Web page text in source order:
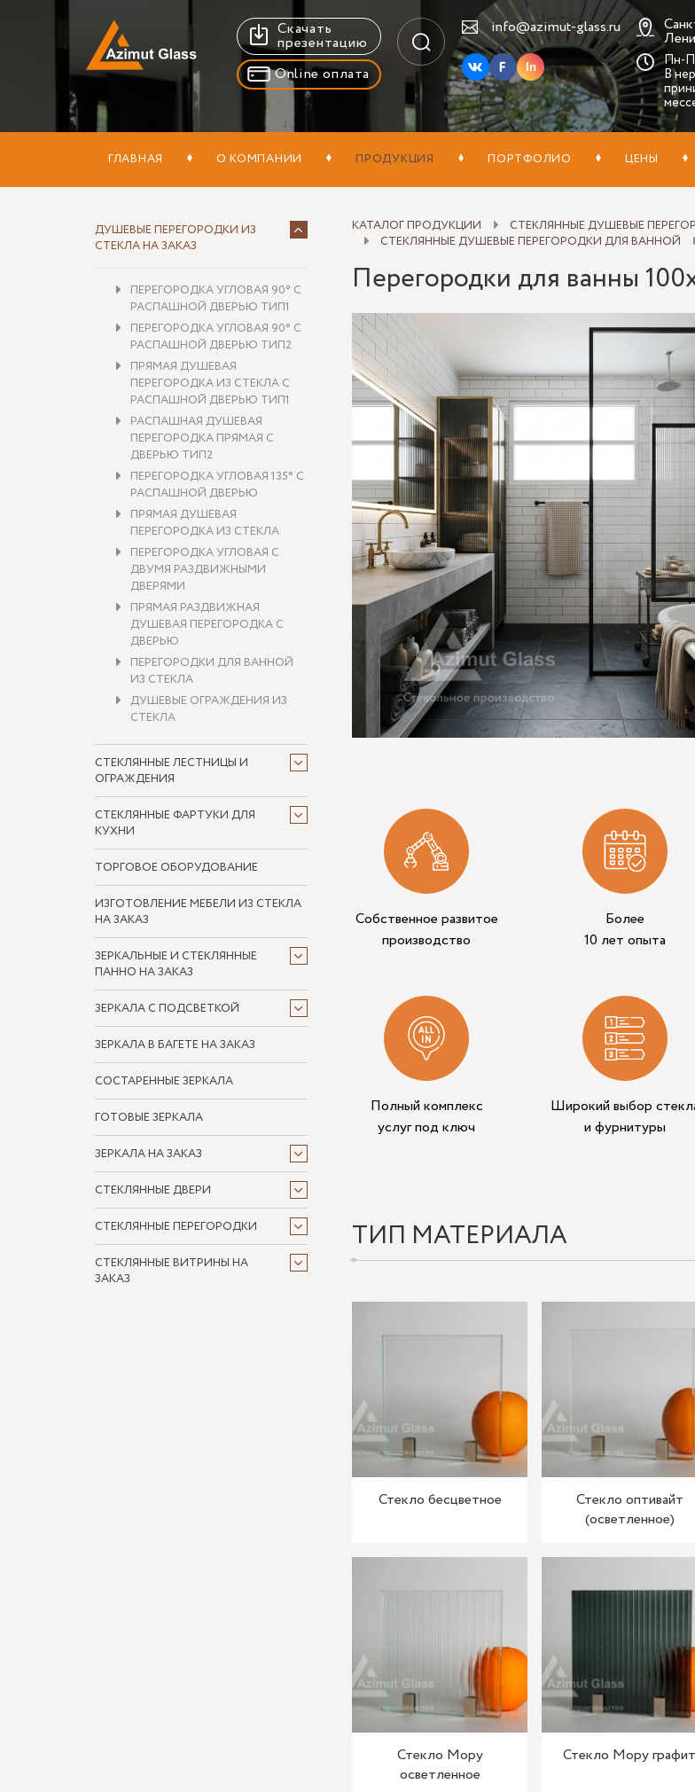
Скачать
презентацию
Online оплата
info@azimut-glass.ru
In
Пн-
В
ГЛАВНАЯ О КОМПАНИИ ПРОДУКЦИЯ ПОРТФОЛИО ЦЕНЫ
ДУШЕВЫЕ ПЕРЕГОРОДКИ ИЗ
СТЕКЛА НА ЗАКАЗ
ПЕРЕГОРОДКА УГЛОВАЯ 90° С
РАСПАШНОЙ ДВЕРЬЮ ТИП1
ПЕРЕГОРОДКА УГЛОВАЯ 90° С
РАСПАШНОЙ ДВЕРЬЮ ТИП2
ПРЯМАЯ ДУШЕВАЯ
ПЕРЕГОРОДКА ИЗ СТЕКЛА С
РАСПАШНОЙ ДВЕРЬЮ ТИП1
РАСПАШНАЯ ДУШЕВАЯ
ПЕРЕГОРОДКА ПРЯМАЯ С
ДВЕРЬЮ ТИП2
ПЕРЕГОРОДКА УГЛОВАЯ 135° С
РАСПАШНОЙ ДВЕРЬЮ
ПРЯМАЯ ДУШЕВАЯ
ПЕРЕГОРОДКА ИЗ СТЕКЛА
ПЕРЕГОРОДКА УГЛОВАЯ С
ДВУМЯ РАЗДВИЖНЫМИ
ДВЕРЯМИ
ПРЯМАЯ РАЗДВИЖНАЯ
ДУШЕВАЯ ПЕРЕГОРОДКА С
ДВЕРЬЮ
ПЕРЕГОРОДКИ ДЛЯ ВАННОЙ
ИЗ СТЕКЛА
ДУШЕВЫЕ ОГРАЖДЕНИЯ ИЗ
СТЕКЛА
СТЕКЛЯННЫЕ ЛЕСТНИЦЫ И
ОГРАЖДЕНИЯ
СТЕКЛЯННЫЕ ФАРТУКИ ДЛЯ
КУХНИ
ТОРГОВОЕ ОБОРУДОВАНИЕ
ИЗГОТОВЛЕНИЕ МЕБЕЛИ ИЗ СТЕКЛА
НА ЗАКАЗ
ЗЕРКАЛЬНЫЕ И СТЕКЛЯННЫЕ
ПАННО НА ЗАКАЗ
ЗЕРКАЛА С ПОДСВЕТКОЙ
ЗЕРКАЛА В БАГЕТЕ НА ЗАКАЗ
СОСТАРЕННЫЕ ЗЕРКАЛА
ГОТОВЫЕ ЗЕРКАЛА
ЗЕРКАЛА НА ЗАКАЗ
СТЕКЛЯННЫЕ ДВЕРИ
СТЕКЛЯННЫЕ ПЕРЕГОРОДКИ
СТЕКЛЯННЫЕ ВИТРИНЫ НА
ЗАКАЗ
КАТАЛОГ ПРОДУКЦИИ
СТЕКЛЯННЫЕ ДУШЕВЫЕ
СТЕКЛЯННЫЕ ДУШЕВЫЕ ПЕРЕГОРОДКИ ДЛЯ ВАННОЙ
Перегородки для ванны
Собственное развитое
производство
Более
10 лет опыта
Полный комплекс
услуг под ключ
Широкий выбор
и фурнитуры
ТИП МАТЕРИАЛА
Стекло бесцветное
Стекло оптивайт
(осветленное)
Стекло Мору
осветленное
Стекло Мору графит